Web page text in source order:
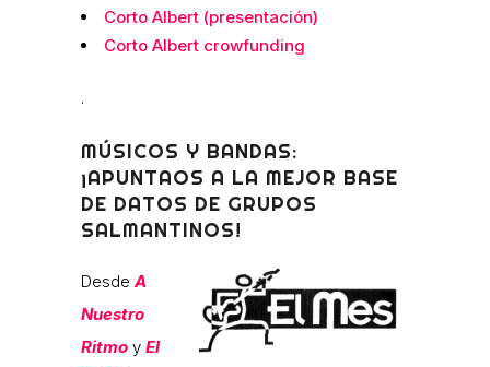
Corto Albert (presentación)
Corto Albert crowfunding
.
MÚSICOS Y BANDAS:
¡APUNTAOS A LA MEJOR BASE
DE DATOS DE GRUPOS
SALMANTINOS!
Desde A
Nuestro
Ritmo y El